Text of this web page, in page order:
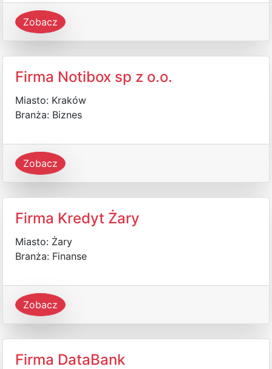
Zobacz
Firma Notibox sp z o.o.
Miasto: Kraków
Branża: Biznes
Zobacz
Firma Kredyt Żary
Miasto: Żary
Branża: Finanse
Zobacz
Firma DataBank